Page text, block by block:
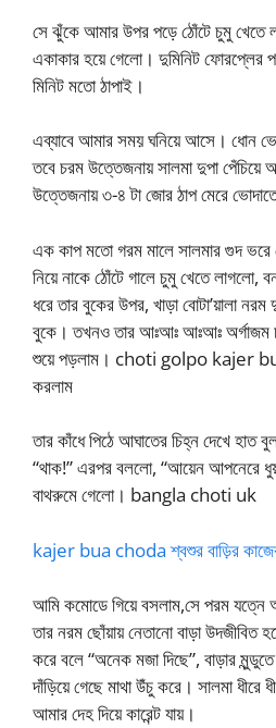
সে ঝুঁকে আমার উপর পড়ে ঠোঁটে চুমু খেতে
একাকার হয়ে গেলো। দুমিনিট ফোরপ্লের
মিনিট মতো ঠাপাই।
এব্যাবে আমার সময় ঘনিয়ে আসে। ধোন
তবে চরম উত্তেজনায় সালমা দুপা
উত্তেজনায় ৩-৪ টা জোর ঠাপ মেরে
এক কাপ মতো গরম মালে সালমার গুদ ভরে
নিয়ে নাকে ঠোঁটে গালে চুমু খেতে
ধরে তার বুকের উপর, খাড়া বোটা’য়ালা
বুকে। তখনও তার আঃআঃ আঃআঃ অর্গাজম
শুয়ে পড়লাম। choti golpo kajer bua
করলাম
তার কাঁধে পিঠে আঘাতের চিহ্ন দেখে হাত
“থাক!” এরপর বললো, “আয়েন আপনেরে
বাথরুমে গেলো। bangla choti uk
kajer bua choda শ্বশুর বাড়ির কাজের
আমি কমোডে গিয়ে বসলাম,সে পরম যত্নে
তার নরম ছোঁয়ায় নেতানো বাড়া উদজীবিত
করে বলে “অনেক মজা দিছে”, বাড়ার
দাঁড়িয়ে গেছে মাথা উঁচু করে। সালমা ধীরে
আমার দেহ দিয়ে কারেন্ট যায়।